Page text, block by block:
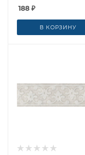
30x5.7x0.69 от Kerama
188 ₽
В КОРЗИНУ